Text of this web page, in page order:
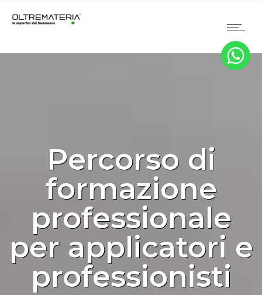
Percorso di
formazione
professionale
per applicatori e
professionisti